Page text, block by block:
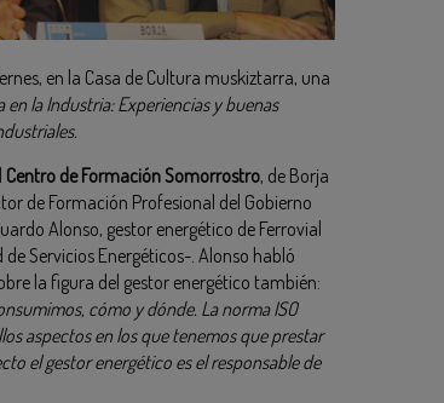
en la Casa de Cultura muskiztarra, una
en la Industria: Experiencias y buenas
Centro de Formación Somorrostro, de Borja
de Formación Profesional del Gobierno
Alonso, gestor energético de Ferrovial
Servicios Energéticos-. Alonso habló
la figura del gestor energético también:
cómo y dónde. La norma ISO
aspectos en los que tenemos que prestar
el gestor energético es el responsable de